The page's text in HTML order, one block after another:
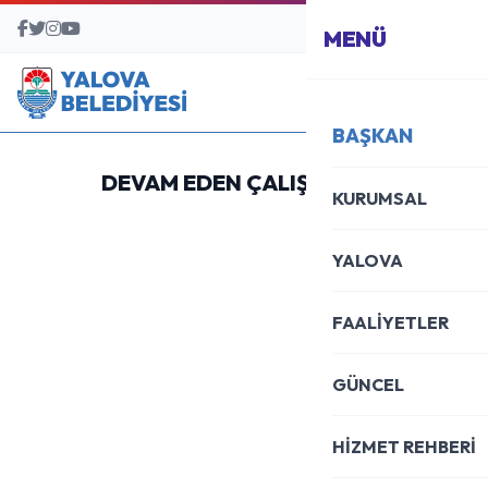
BAŞVURU MERKEZİ
MENÜ
BAŞKAN
KURUMSAL
YALOVA
FAALİYETLER
GÜNCEL
HİZMET REHBERİ
DEVAM EDEN ÇALIŞMALAR